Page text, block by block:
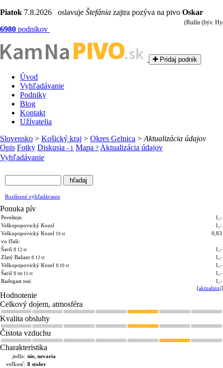
Piatok 7.8.2026 oslavuje Štefánia zajtra pozýva na pivo Oskar
6980 podnikov
NaPIVO.sk Pridaj podnik
Úvod
Vyhľadávanie
Podniky
Blog
Kontakt
Užívatelia
Slovensko > Košický kraj > Okres Gelnica > Aktualizácia údajov
Opis Fotky Diskusia - 1 Mapa ? Aktualizácia údajov
Vyhľadávanie
Rozšírené výhľadávanie
Ponuka pív
Pernštejn
1,-
Velkopopovický Kozel
1,-
Velkopopovický Kozel 10 st
0,83
vo fľaši:
Šariš fl 12 st
1,-
Zlatý Bažant fl 12 st
1,-
Velkopopovický Kozel fl 10 st
1,-
Šariš fl tm 11 st
1,-
Radegast neal.
1,-
[aktualizuj]
Hodnotenie
Celkový dojem, atmosféra
Kvalita obsluhy
Čistota vzduchu
Charakteristika
jedlo: nie, nevaria
veľkosť: 8 stolov
(Ružín (býv.